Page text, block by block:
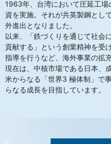
1963年、台湾において圧延工
資を実施。それが共英製鋼とし
外進出となりました。
以来、「鉄づくりを通じて社会
貢献する」という創業精神を受
指導を行うなど、海外事業の拡
現在は、中核市場である日本、
米からなる「世界3 極体制」で
らなる成長を目指しています。